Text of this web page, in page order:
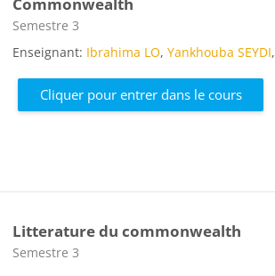
Catégorie de cours
Semestre 3
Enseignant: Ibrahima LO,Yankhouba SEYDI,
Cliquer pour entrer dans le cours
Litterature du commonwealth
Catégorie de cours
Semestre 3